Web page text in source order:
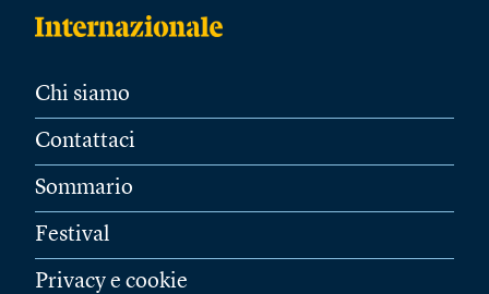
Chi siamo
Contattaci
Sommario
Festival
Privacy e cookie